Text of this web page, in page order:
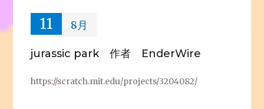
11 8月
jurassic park 作者 EnderWire
https://scratch.mit.edu/projects/3204082/